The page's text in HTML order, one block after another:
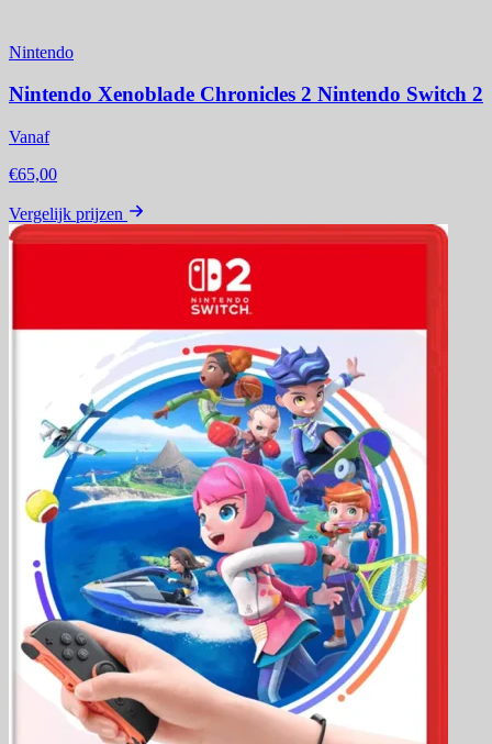
Nintendo
Nintendo Xenoblade Chronicles 2 Nintendo Switch 2
Vanaf
€65,00
Vergelijk prijzen